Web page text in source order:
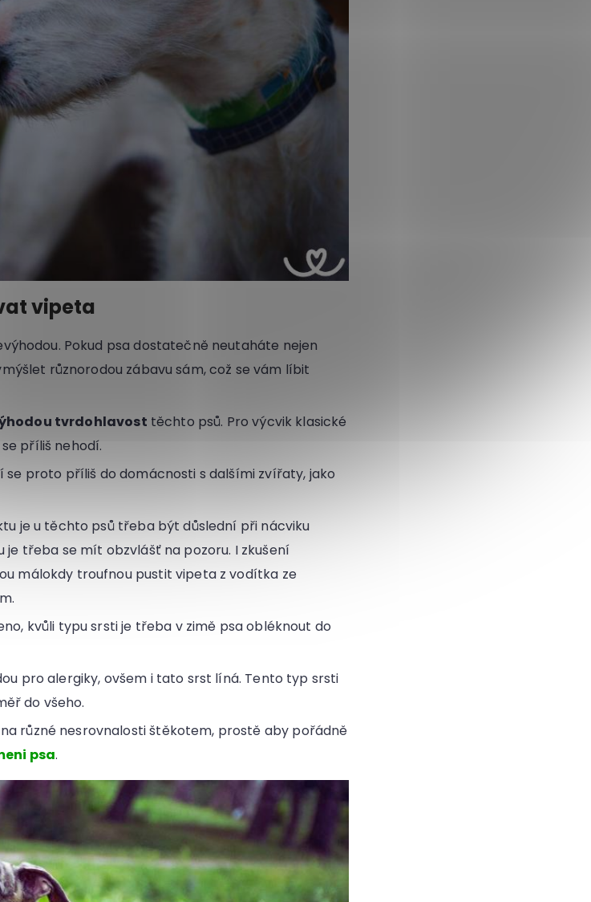
vipeta
Pokud psa dostatečně neutaháte nejen
různorodou zábavu sám, což se vám líbit
tvrdohlavost těchto psů. Pro výcvik klasické
příliš nehodí.
se proto příliš do domácnosti s dalšími zvířaty, jako
je u těchto psů třeba být důslední při nácviku
třeba se mít obzvlášť na pozoru. I zkušení
málokdy troufnou pustit vipeta z vodítka ze
kvůli typu srsti je třeba v zimě psa obléknout do
pro alergiky, ovšem i tato srst líná. Tento typ srsti
do všeho.
různé nesrovnalosti štěkotem, prostě aby pořádně
psa.